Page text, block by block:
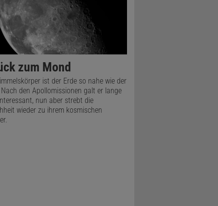
zum Mond
ist der Erde so nahe wie der
den Apollomissionen galt er lange
nun aber strebt die
wieder zu ihrem kosmischen